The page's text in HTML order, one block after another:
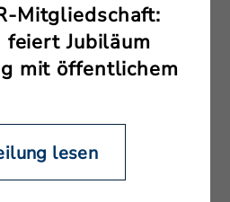
Mitgliedschaft:
Jubiläum
mit öffentlichem
lesen